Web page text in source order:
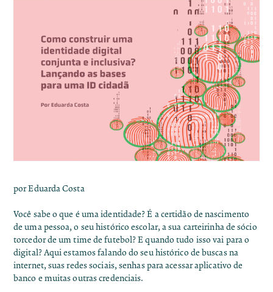
por Eduarda Costa
Você sabe o que é uma identidade? É a certidão de nascimento
de uma pessoa, o seu histórico escolar, a sua carteirinha de sócio
torcedor de um time de futebol? E quando tudo isso vai para o
digital? Aqui estamos falando do seu histórico de buscas na
internet, suas redes sociais, senhas para acessar aplicativo de
banco e muitas outras credenciais.